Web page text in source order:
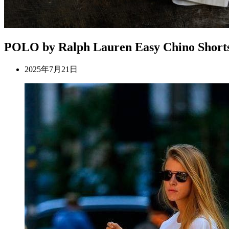
POLO by Ralph Lauren Easy Chino
2025年7月21日